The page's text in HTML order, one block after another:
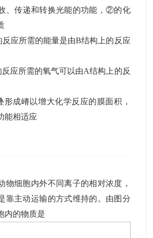
、传递和转换光能的功能，②的化
反应所需的能量是由B结构上的反应
应所需的氧气可以由A结构上的反
形成嵴以增大化学反应的膜面积，
能相适应
物细胞内外不同离子的相对浓度，
靠主动运输的方式维持的。由图分
内的物质是